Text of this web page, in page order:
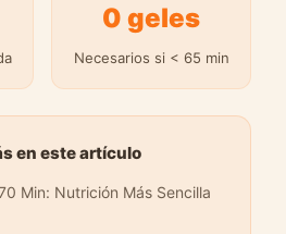
0 geles
Necesarios si < 65 min
en este artículo
Min: Nutrición Más Sencilla